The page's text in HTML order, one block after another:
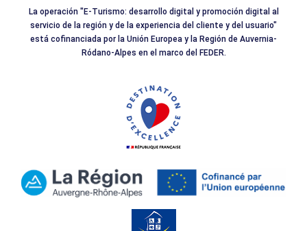
La operación "E-Turismo: desarrollo digital y promoción digital al
servicio de la región y de la experiencia del cliente y del usuario"
está cofinanciada por la Unión Europea y la Región de Auvernia-
Ródano-Alpes en el marco del FEDER.